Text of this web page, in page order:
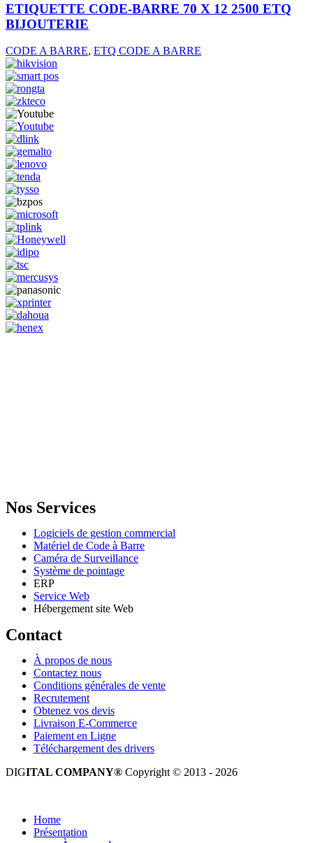
ETIQUETTE CODE-BARRE 70 X 12 2500 ETQ
BIJOUTERIE
CODE A BARRE, ETQ CODE A BARRE
Nos Services
Logiciels de gestion commercial
Matériel de Code à Barre
Caméra de Surveillance
Système de pointage
ERP
Service Web
Hébergement site Web
Contact
À propos de nous
Contactez nous
Conditions générales de vente
Recrutement
Obtenez vos devis
Livraison E-Commerce
Paiement en Ligne
Téléchargement des drivers
DIGITAL COMPANY® Copyright © 2013 - 2026
Home
Présentation